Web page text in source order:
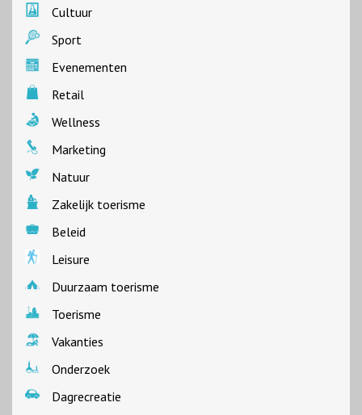
Cultuur
Sport
Evenementen
Retail
Wellness
Marketing
Natuur
Zakelijk toerisme
Beleid
Leisure
Duurzaam toerisme
Toerisme
Vakanties
Onderzoek
Dagrecreatie